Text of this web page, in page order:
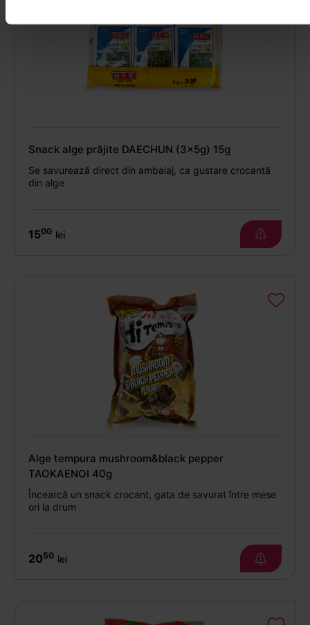
Snack alge prăjite DAECHUN (3x5g) 15g
Se savurează direct din ambalaj, ca gustare crocantă
din alge
1500 lei
Alge tempura mushroom&black pepper
TAOKAENOI 40g
Încearcă un snack crocant, gata de savurat între mese
ori la drum
2050 lei